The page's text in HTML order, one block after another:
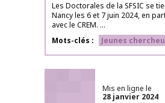
Les Doctorales de la SFSIC se
Nancy les 6 et 7 juin 2024, en
avec le CREM. ...
Mots-clés
Jeunes
Mis en ligne le
28 janvier 2024